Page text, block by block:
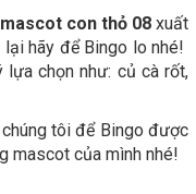
mascot con thỏ 08xuất
lại hãy để Bingo lo nhé!
chọn như: củ cà rốt,
tôi để Bingo được
mascot của mình nhé!